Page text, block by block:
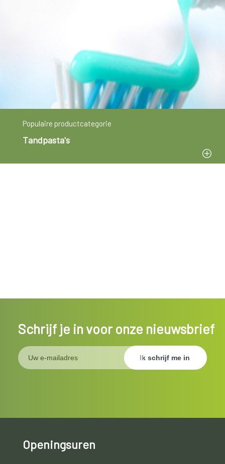
Populaire productcategorie
Tandpasta's
Schrijf je in voor onze nieuwsbrief
Openingsuren